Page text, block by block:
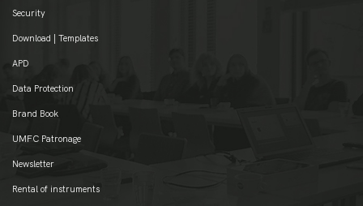
Security
Download | Templates
APD
Data Protection
Brand Book
UMFC Patronage
Newsletter
Rental of instruments